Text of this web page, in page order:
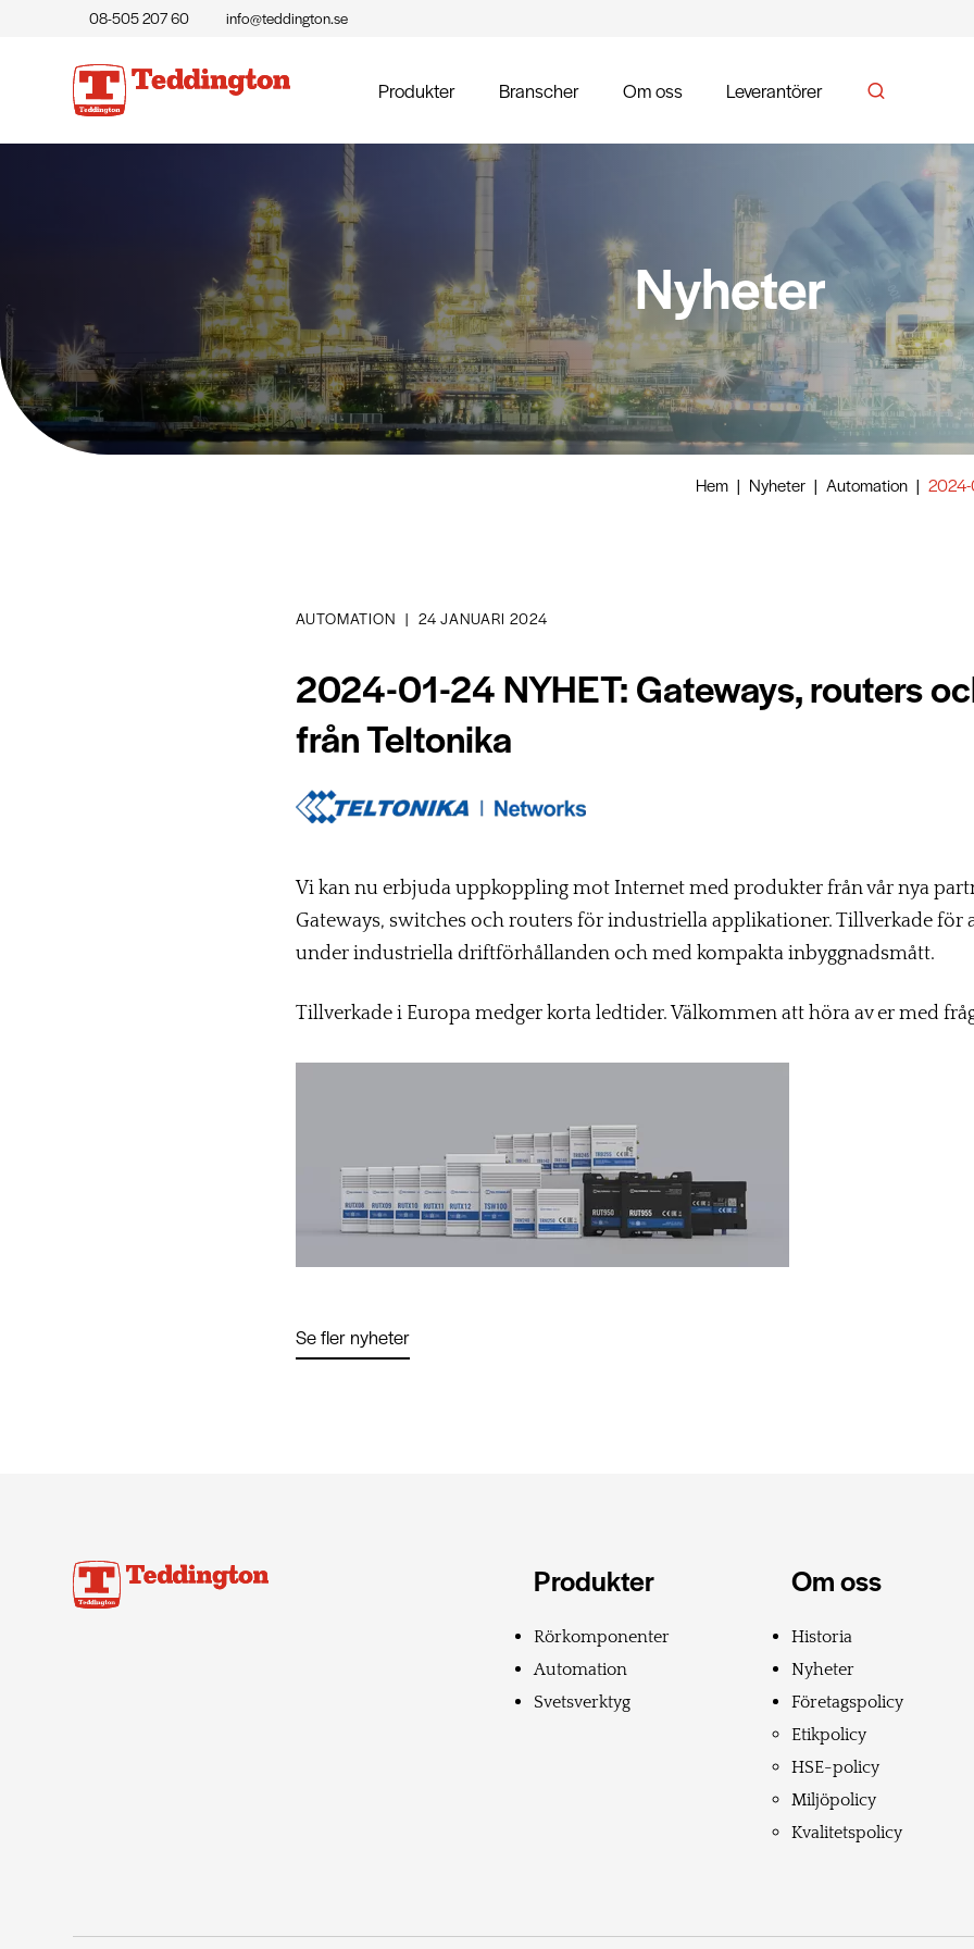
08-505 207 60 info@teddington.se
Produkter Branscher Om oss Leverantörer
Nyheter
Hem | Nyheter | Automation | 2024-
AUTOMATION | 24 JANUARI 2024
2024-01-24 NYHET: Gateways, routers
från Teltonika
Vi kan nu erbjuda uppkoppling mot Internet med produkter från vår nya
Gateways, switches och routers för industriella applikationer. Tillverkade för
under industriella driftförhållanden och med kompakta inbyggnadsmått.
Tillverkade i Europa medger korta ledtider. Välkommen att höra av er med
Se fler nyheter
Produkter
Rörkomponenter
Automation
Svetsverktyg
Om oss
Historia
Nyheter
Företagspolicy
Etikpolicy
HSE-policy
Miljöpolicy
Kvalitetspolicy